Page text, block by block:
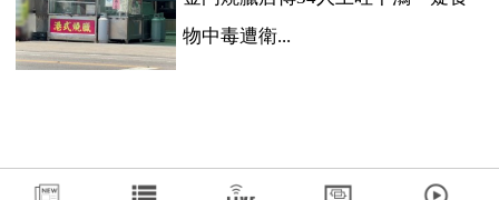
物中毒遭衛...